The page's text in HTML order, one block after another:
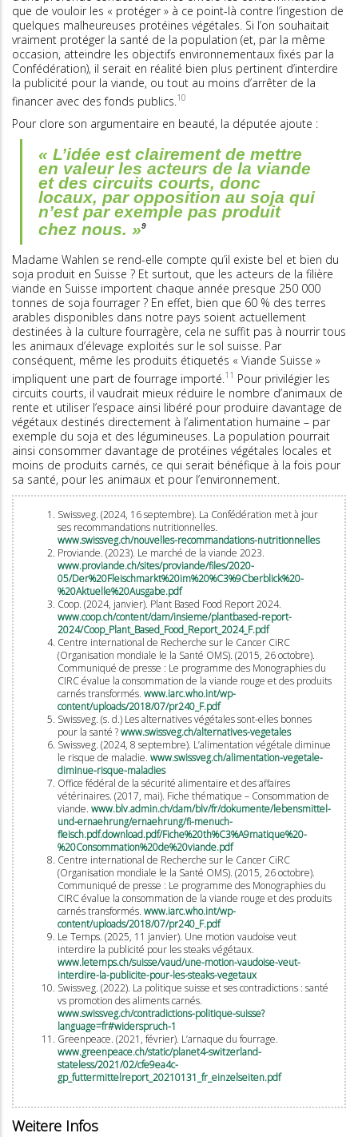
que de vouloir les « protéger » à ce point-là contre l’ingestion de
quelques malheureuses protéines végétales. Si l’on souhaitait
vraiment protéger la santé de la population (et, par la même
occasion, atteindre les objectifs environnementaux fixés par la
Confédération), il serait en réalité bien plus pertinent d’interdire
la publicité pour la viande, ou tout au moins d’arrêter de la
financer avec des fonds publics.10
Pour clore son argumentaire en beauté, la députée ajoute :
« L’idée est clairement de mettre
en valeur les acteurs de la viande
et des circuits courts, donc
locaux, par opposition au soja qui
n’est par exemple pas produit
chez nous. »9
Madame Wahlen se rend-elle compte qu’il existe bel et bien du
soja produit en Suisse ? Et surtout, que les acteurs de la filière
viande en Suisse importent chaque année presque 250 000
tonnes de soja fourrager ? En effet, bien que 60 % des terres
arables disponibles dans notre pays soient actuellement
destinées à la culture fourragère, cela ne suffit pas à nourrir tous
les animaux d’élevage exploités sur le sol suisse. Par
conséquent, même les produits étiquetés « Viande Suisse »
impliquent une part de fourrage importé. 11 Pour privilégier les
circuits courts, il vaudrait mieux réduire le nombre d’animaux de
rente et utiliser l’espace ainsi libéré pour produire davantage de
végétaux destinés directement à l’alimentation humaine – par
exemple du soja et des légumineuses. La population pourrait
ainsi consommer davantage de protéines végétales locales et
moins de produits carnés, ce qui serait bénéfique à la fois pour
sa santé, pour les animaux et pour l’environnement.
Swissveg. (2024, 16 septembre). La Confédération met à jour
ses recommandations nutritionnelles.
www.swissveg.ch/nouvelles-recommandations-nutritionnelles
Proviande. (2023). Le marché de la viande 2023.
www.proviande.ch/sites/proviande/files/2020-
05/Der%20Fleischmarkt%20im%20%C3%9Cberblick%20-
%20Aktuelle%20Ausgabe.pdf
Coop. (2024, janvier). Plant Based Food Report 2024.
www.coop.ch/content/dam/insieme/plantbased-report-
2024/Coop_Plant_Based_Food_Report_2024_F.pdf
Centre international de Recherche sur le Cancer CiRC
(Organisation mondiale le la Santé OMS). (2015, 26 octobre).
Communiqué de presse : Le programme des Monographies du
CIRC évalue la consommation de la viande rouge et des produits
carnés transformés. www.iarc.who.int/wp-
content/uploads/2018/07/pr240_F.pdf
Swissveg. (s. d.) Les alternatives végétales sont-elles bonnes
pour la santé ?www.swissveg.ch/alternatives-vegetales
Swissveg. (2024, 8 septembre). L’alimentation végétale diminue
le risque de maladie. www.swissveg.ch/alimentation-vegetale-
diminue-risque-maladies
Office fédéral de la sécurité alimentaire et des affaires
vétérinaires. (2017, mai). Fiche thématique – Consommation de
viande. www.blv.admin.ch/dam/blv/fr/dokumente/lebensmittel-
und-ernaehrung/ernaehrung/fi-menuch-
fleisch.pdf.download.pdf/Fiche%20th%C3%A9matique%20-
%20Consommation%20de%20viande.pdf
Centre international de Recherche sur le Cancer CiRC
(Organisation mondiale le la Santé OMS). (2015, 26 octobre).
Communiqué de presse : Le programme des Monographies du
CIRC évalue la consommation de la viande rouge et des produits
carnés transformés. www.iarc.who.int/wp-
content/uploads/2018/07/pr240_F.pdf
Le Temps. (2025, 11 janvier). Une motion vaudoise veut
interdire la publicité pour les steaks végétaux.
www.letemps.ch/suisse/vaud/une-motion-vaudoise-veut-
interdire-la-publicite-pour-les-steaks-vegetaux
Swissveg. (2022). La politique suisse et ses contradictions : santé
vs promotion des aliments carnés.
www.swissveg.ch/contradictions-politique-suisse?
language=fr#widerspruch-1
Greenpeace. (2021, février). L’arnaque du fourrage.
www.greenpeace.ch/static/planet4-switzerland-
stateless/2021/02/cfe9ea4c-
gp_futtermittelreport_20210131_fr_einzelseiten.pdf
Weitere Infos